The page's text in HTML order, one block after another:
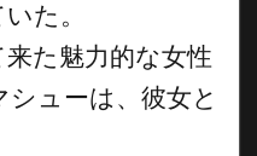
た。
た魅力的な女性
ューは、彼女と